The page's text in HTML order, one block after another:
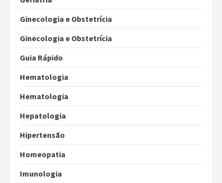
Ginecologia e Obstetrícia
Ginecologia e Obstetrícia
Guia Rápido
Hematologia
Hematologia
Hepatologia
Hipertensão
Homeopatia
Imunologia